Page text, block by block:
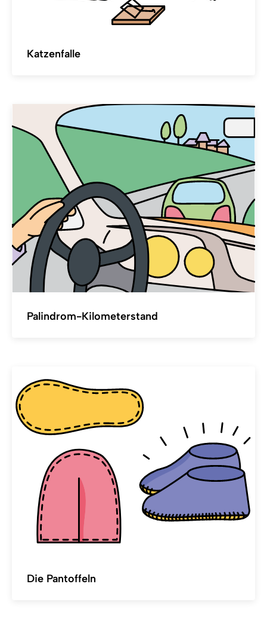
Katzenfalle
Palindrom-Kilometerstand
Die Pantoffeln